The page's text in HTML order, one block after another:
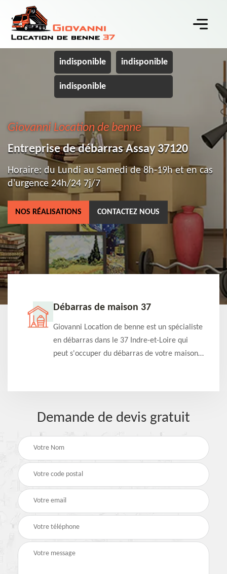
indisponible indisponible
indisponible
Giovanni Location de benne
Entreprise de débarras Assay 37120
Horaire: du Lundi au Samedi de 8h-19h et en cas
d'urgence 24h/24 7j/7
NOS RÉALISATIONS CONTACTEZ NOUS
Débarras de maison 37
Giovanni Location de benne est un spécialiste
en débarras dans le 37 Indre-et-Loire qui
peut s'occuper du débarras de votre maison
Demande de devis gratuit